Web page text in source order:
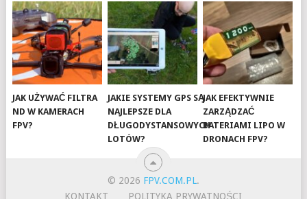
JAK UŻYWAĆ FILTRA
ND W KAMERACH
FPV?
JAKIE SYSTEMY GPS SĄ
NAJLEPSZE DLA
DŁUGODYSTANSOWYCH
LOTÓW?
JAK EFEKTYWNIE
ZARZĄDZAĆ
BATERIAMI LIPO W
DRONACH FPV?
© 2026 FPV.COM.PL.
KONTAKT
POLITYKA PRYWATNOŚCI